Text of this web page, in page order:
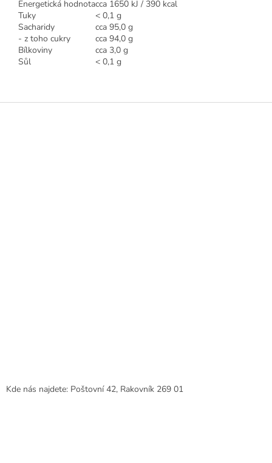
Energetická hodnotacca 1650 kJ / 390 kcal
Tuky
< 0,1 g
Sacharidy
cca 95,0 g
- z toho cukry
cca 94,0 g
Bílkoviny
cca 3,0 g
Sůl
< 0,1 g
Z
Kde nás najdete: Poštovní 42, Rakovník 269 01